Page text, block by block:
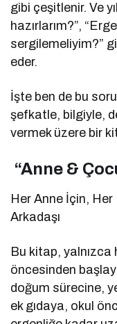
gibi çeşitlenir. Ve
hazırlarım?”,
sergilemeliyim?”
eder.
İşte ben de bu
şefkatle, bilgiyle,
vermek üzere bir
“Anne &
Her Anne İçin,
Arkadaşı
Bu kitap,
öncesinden
doğum sürecine,
ek gıdaya, okul